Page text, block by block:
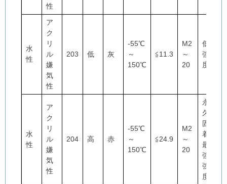
性
水
性
ア
ク
リ
ル
嫌
気
性
203 低 灰
-55℃
～
150℃
≦11.3
M2
～
20
低
強
度
水
性
ア
ク
リ
ル
嫌
気
性
204 高 赤
-55℃
～
150℃
≦24.9
M2
～
20
永
久
固
着
最
強
強
度